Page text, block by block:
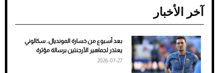
ضعف تبريد مكيف السيارة عند الوقوف.. أشهر
الأسباب والحلول
آخر الأخبار
بعد أسبوع من خسارة المونديال.. سكالوني
يعتذر لجماهير الأرجنتين برسالة مؤثرة
2026-07-27